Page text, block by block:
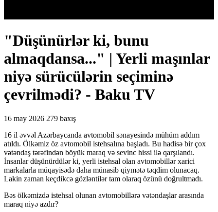
"Düşünürlər ki, bunu
almaqdansa..." | Yerli maşınlar
niyə sürücülərin seçiminə
çevrilmədi? - Baku TV
16 may 2026 279 baxış
16 il əvvəl Azərbaycanda avtomobil sənayesində mühüm addım
atıldı. Ölkəmiz öz avtomobil istehsalına başladı. Bu hadisə bir çox
vətəndaş tərəfindən böyük maraq və sevinc hissi ilə qarşılandı.
İnsanlar düşünürdülər ki, yerli istehsal olan avtomobillər xarici
markalarla müqayisədə daha münasib qiymətə təqdim olunacaq.
Lakin zaman keçdikcə gözləntilər tam olaraq özünü doğrultmadı.
Bəs ölkəmizdə istehsal olunan avtomobillərə vətəndaşlar arasında
maraq niyə azdır?